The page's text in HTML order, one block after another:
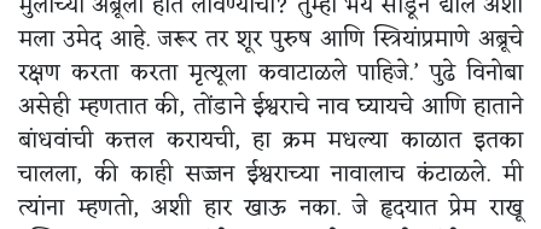
मला उमेद आहे. जरूर तर शूर पुरुष आणि स्त्रियांप्रमाणे अब्रूचे
रक्षण करता करता मृत्यूला कवाटाळले पाहिजे.’ पुढे विनोबा
असेही म्हणतात की, तोंडाने ईश्वराचे नाव घ्यायचे आणि हाताने
बांधवांची कत्तल करायची, हा क्रम मधल्या काळात इतका
चालला, की काही सज्जन ईश्वराच्या नावालाच कंटाळले. मी
त्यांना म्हणतो, अशी हार खाऊ नका. जे हृदयात प्रेम राखू